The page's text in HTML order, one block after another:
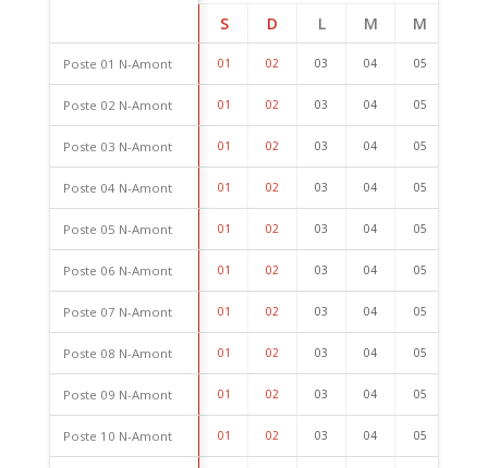
Poste 01 N-Amont
Poste 02 N-Amont
Poste 03 N-Amont
Poste 04 N-Amont
Poste 05 N-Amont
Poste 06 N-Amont
Poste 07 N-Amont
Poste 08 N-Amont
Poste 09 N-Amont
Poste 10 N-Amont
S D L M M
01 02 03 04 05
01 02 03 04 05
01 02 03 04 05
01 02 03 04 05
01 02 03 04 05
01 02 03 04 05
01 02 03 04 05
01 02 03 04 05
01 02 03 04 05
01 02 03 04 05